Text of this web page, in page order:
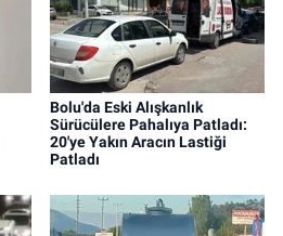
Bolu'da Eski Alışkanlık
Sürücülere Pahalıya Patladı:
20'ye Yakın Aracın Lastiği
Patladı